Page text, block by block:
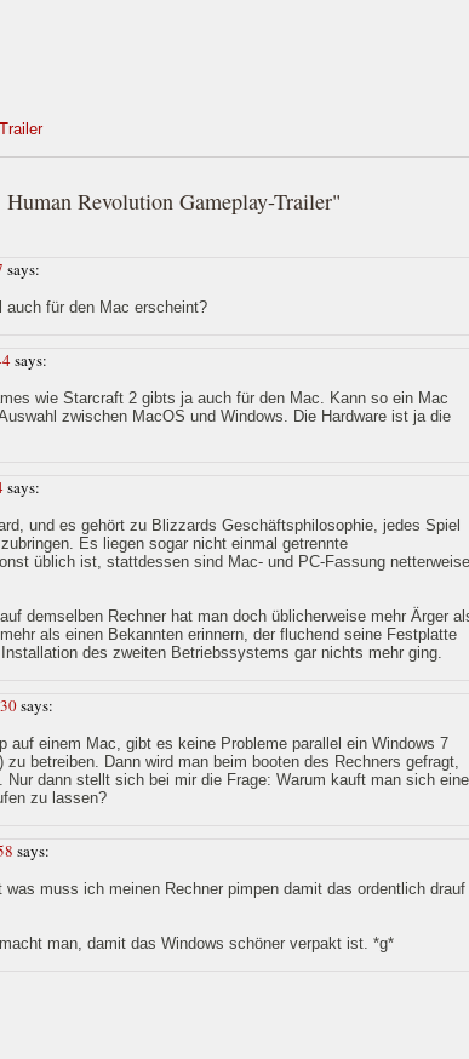
Trailer
Revolution Gameplay-Trailer"
says:
für den Mac erscheint?
says:
wie Starcraft 2 gibts ja auch für den Mac. Kann so ein Mac
zwischen MacOS und Windows. Die Hardware ist ja die
says:
und es gehört zu Blizzards Geschäftsphilosophie, jedes Spiel
Es liegen sogar nicht einmal getrennte
üblich ist, stattdessen sind Mac- und PC-Fassung netterweise
demselben Rechner hat man doch üblicherweise mehr Ärger
als einen Bekannten erinnern, der fluchend seine Festplatte
des zweiten Betriebssystems gar nichts mehr ging.
says:
auf einem Mac, gibt es keine Probleme parallel ein Windows 7
zu betreiben. Dann wird man beim booten des Rechners gefragt,
Nur dann stellt sich bei mir die Frage: Warum kauft man sich
zu lassen?
says:
muss ich meinen Rechner pimpen damit das ordentlich drauf
man, damit das Windows schöner verpakt ist. *g*